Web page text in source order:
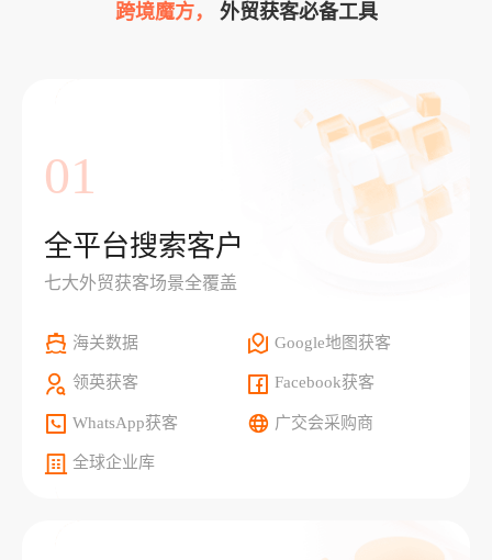
跨境魔方， 外贸获客必备工具
01
全平台搜索客户
七大外贸获客场景全覆盖
海关数据 Google地图获客
领英获客 Facebook获客
WhatsApp获客 广交会采购商
全球企业库